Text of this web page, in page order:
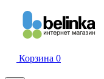
Корзина 0